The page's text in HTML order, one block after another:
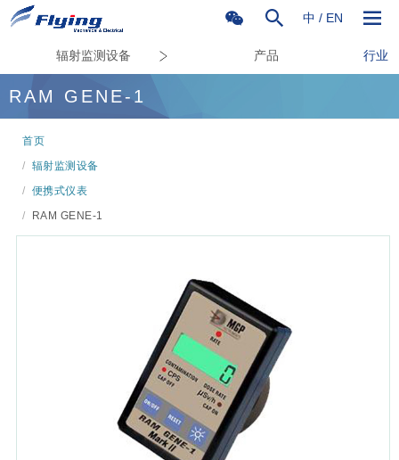
中 / EN
辐射监测设备 产品 行业
RAM GENE-1
首页
/ 辐射监测设备
/ 便携式仪表
/
RAM GENE-1